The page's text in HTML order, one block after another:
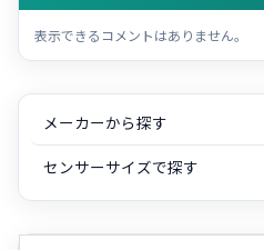
表示できるコメントはありません。
メーカーから探す
センサーサイズで探す